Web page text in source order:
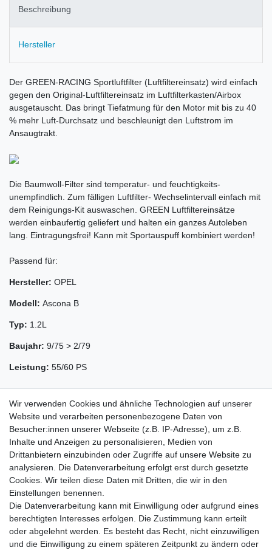
Beschreibung
Hersteller
Der GREEN-RACING Sportluftfilter (Luftfiltereinsatz) wird einfach
gegen den Original-Luftfiltereinsatz im Luftfilterkasten/Airbox
ausgetauscht. Das bringt Tiefatmung für den Motor mit bis zu 40
% mehr Luft-Durchsatz und beschleunigt den Luftstrom im
Ansaugtrakt.
Die Baumwoll-Filter sind temperatur- und feuchtigkeits-
unempfindlich. Zum fälligen Luftfilter- Wechselintervall einfach mit
dem Reinigungs-Kit auswaschen. GREEN Luftfiltereinsätze
werden einbaufertig geliefert und halten ein ganzes Autoleben
lang. Eintragungsfrei! Kann mit Sportauspuff kombiniert werden!
Passend für:
Hersteller: OPEL
Modell: Ascona B
Typ: 1.2L
Baujahr: 9/75 > 2/79
Leistung: 55/60 PS
Zahlung und Versand
Impressum Daten­schutz­erklärung AGB
Wir verwenden Cookies und ähnliche Technologien auf unserer
Website und verarbeiten personenbezogene Daten von
Besucher:innen unserer Webseite (z.B. IP-Adresse), um z.B.
Inhalte und Anzeigen zu personalisieren, Medien von
Drittanbietern einzubinden oder Zugriffe auf unsere Website zu
analysieren. Die Datenverarbeitung erfolgt erst durch gesetzte
Cookies. Wir teilen diese Daten mit Dritten, die wir in den
Einstellungen benennen.
Die Datenverarbeitung kann mit Einwilligung oder aufgrund eines
berechtigten Interesses erfolgen. Die Zustimmung kann erteilt
oder abgelehnt werden. Es besteht das Recht, nicht einzuwilligen
und die Einwilligung zu einem späteren Zeitpunkt zu ändern oder